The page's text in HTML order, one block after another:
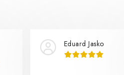
Eduard Jasko